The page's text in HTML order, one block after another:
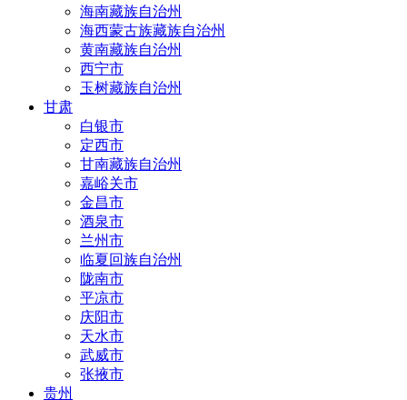
海南藏族自治州
海西蒙古族藏族自治州
黄南藏族自治州
西宁市
玉树藏族自治州
甘肃
白银市
定西市
甘南藏族自治州
嘉峪关市
金昌市
酒泉市
兰州市
临夏回族自治州
陇南市
平凉市
庆阳市
天水市
武威市
张掖市
贵州